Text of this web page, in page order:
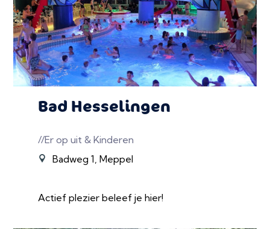
Bad Hesselingen
//Er op uit & Kinderen
Badweg 1, Meppel
Actief plezier beleef je hier!